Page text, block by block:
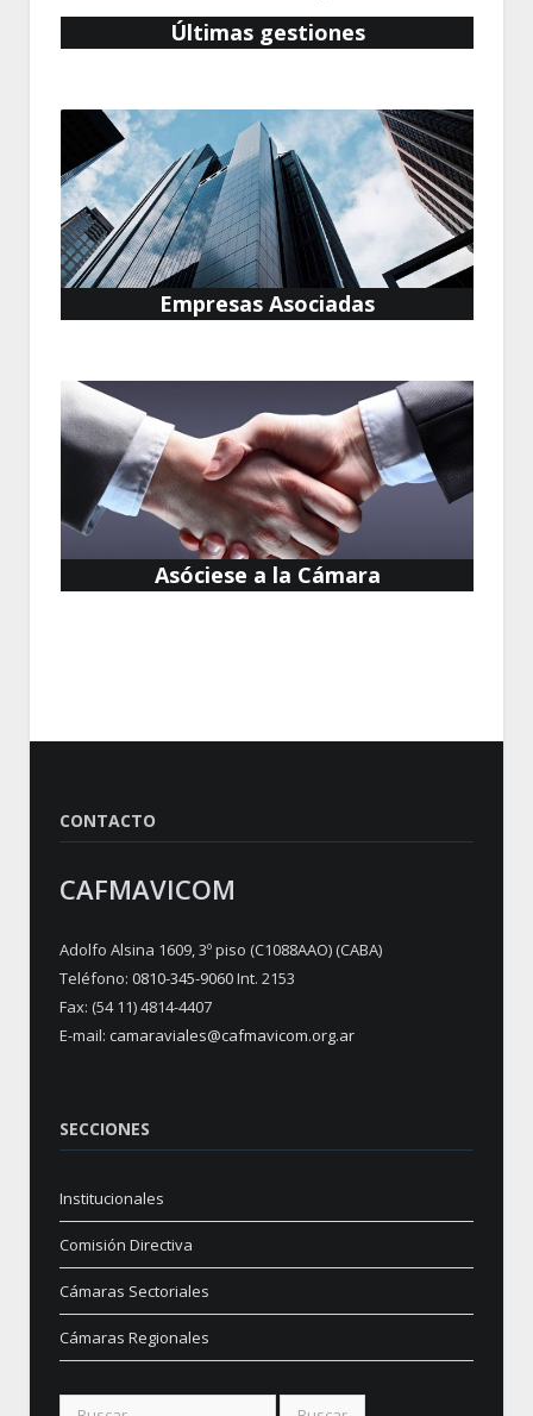
Últimas gestiones
Empresas Asociadas
Asóciese a la Cámara
CONTACTO
CAFMAVICOM
Adolfo Alsina 1609, 3º piso (C1088AAO) (CABA)
Teléfono: 0810-345-9060Int. 2153
Fax: (54 11) 4814-4407
E-mail: camaraviales@cafmavicom.org.ar
SECCIONES
Institucionales
Comisión Directiva
Cámaras Sectoriales
Cámaras Regionales